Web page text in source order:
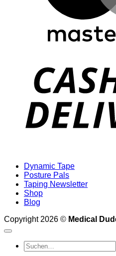
Dynamic Tape
Posture Pals
Taping Newsletter
Shop
Blog
Copyright 2026 © Medical
Suchen
nach: